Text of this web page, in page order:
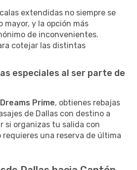
extendidas no siempre se
y la opción más
de inconvenientes.
cotejar las distintas
especiales al ser parte de
Prime, obtienes rebajas
de Dallas con destino a
si organizas tu salida con
una reserva de última